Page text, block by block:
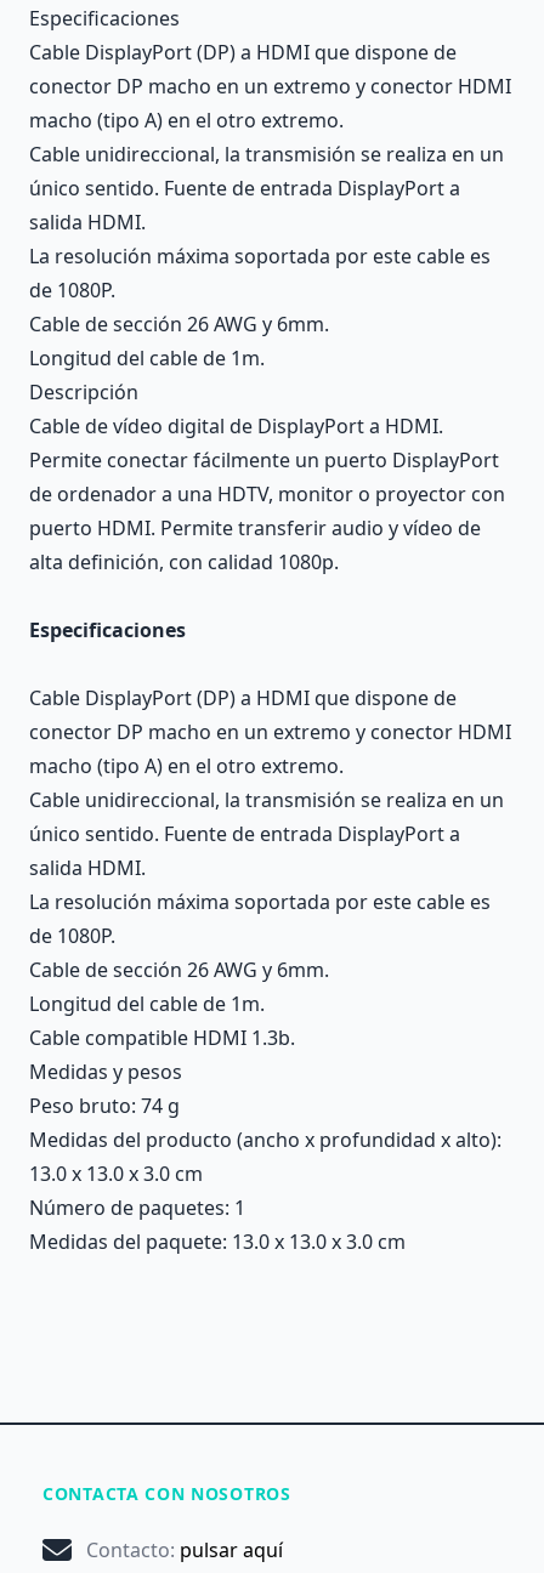
Description
Especificaciones
Cable DisplayPort (DP) a HDMI que dispone de
conector DP macho en un extremo y conector HDMI
macho (tipo A) en el otro extremo.
Cable unidireccional, la transmisión se realiza en un
único sentido. Fuente de entrada DisplayPort a
salida HDMI.
La resolución máxima soportada por este cable es
de 1080P.
Cable de sección 26 AWG y 6mm.
Longitud del cable de 1m.
Descripción
Cable de vídeo digital de DisplayPort a HDMI.
Permite conectar fácilmente un puerto DisplayPort
de ordenador a una HDTV, monitor o proyector con
puerto HDMI. Permite transferir audio y vídeo de
alta definición, con calidad 1080p.
Especificaciones
Cable DisplayPort (DP) a HDMI que dispone de
conector DP macho en un extremo y conector HDMI
macho (tipo A) en el otro extremo.
Cable unidireccional, la transmisión se realiza en un
único sentido. Fuente de entrada DisplayPort a
salida HDMI.
La resolución máxima soportada por este cable es
de 1080P.
Cable de sección 26 AWG y 6mm.
Longitud del cable de 1m.
Cable compatible HDMI 1.3b.
Medidas y pesos
Peso bruto: 74 g
Medidas del producto (ancho x profundidad x alto):
13.0 x 13.0 x 3.0 cm
Número de paquetes: 1
Medidas del paquete: 13.0 x 13.0 x 3.0 cm
CONTACTA CON NOSOTROS
Contacto: pulsar aquí